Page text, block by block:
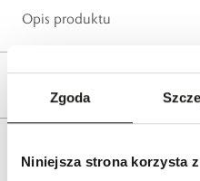
Zgoda
Niniejsza strona korzysta
Opis produktu